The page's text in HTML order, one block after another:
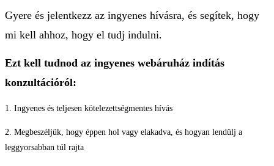
Gyere és jelentkezz az ingyenes hívásra, és segítek, hogy
mi kell ahhoz, hogy el tudj indulni.
Ezt kell tudnod az ingyenes webáruház indítás
konzultációról:
1. Ingyenes és teljesen kötelezettségmentes hívás
2. Megbeszéljük, hogy éppen hol vagy elakadva, és hogyan lendülj a
leggyorsabban túl rajta